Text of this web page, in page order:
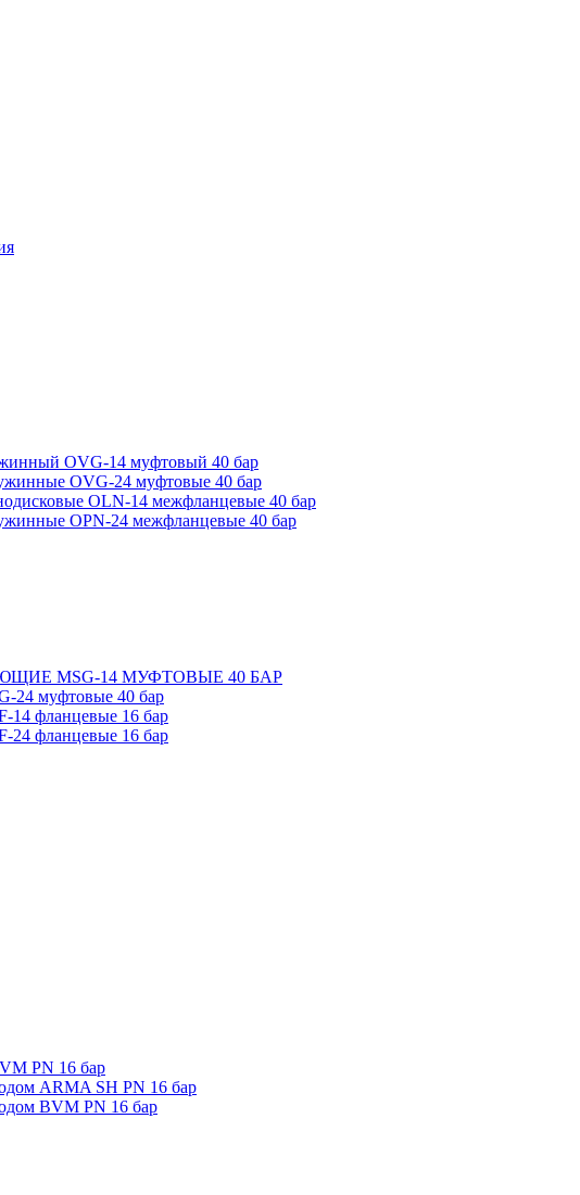
OVG-14 муфтовый 40 бар
OVG-24 муфтовые 40 бар
OLN-14 межфланцевые 40 бар
OPN-24 межфланцевые 40 бар
MSG-14 МУФТОВЫЕ 40 БАР
24 муфтовые 40 бар
14 фланцевые 16 бар
24 фланцевые 16 бар
PN 16 бар
ARMA SH PN 16 бар
BVM PN 16 бар